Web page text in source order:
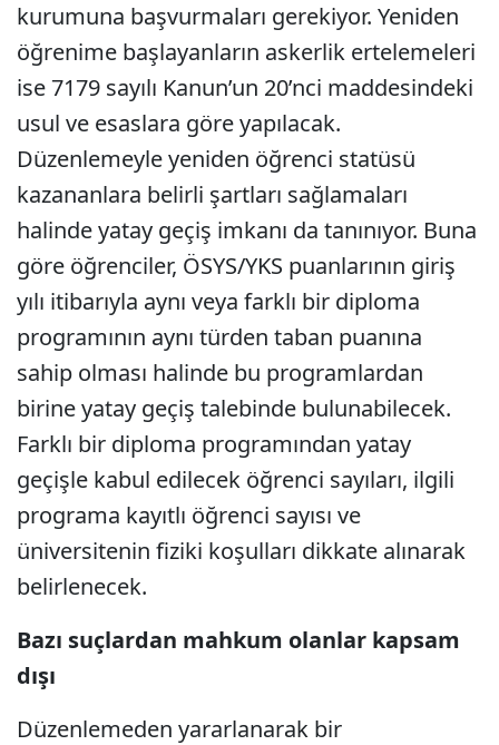
kurumuna başvurmaları gerekiyor. Yeniden
öğrenime başlayanların askerlik ertelemeleri
ise 7179 sayılı Kanun’un 20’nci maddesindeki
usul ve esaslara göre yapılacak.
Düzenlemeyle yeniden öğrenci statüsü
kazananlara belirli şartları sağlamaları
halinde yatay geçiş imkanı da tanınıyor. Buna
göre öğrenciler, ÖSYS/YKS puanlarının giriş
yılı itibarıyla aynı veya farklı bir diploma
programının aynı türden taban puanına
sahip olması halinde bu programlardan
birine yatay geçiş talebinde bulunabilecek.
Farklı bir diploma programından yatay
geçişle kabul edilecek öğrenci sayıları, ilgili
programa kayıtlı öğrenci sayısı ve
üniversitenin fiziki koşulları dikkate alınarak
belirlenecek.
Bazı suçlardan mahkum olanlar kapsam
dışı
Düzenlemeden yararlanarak bir